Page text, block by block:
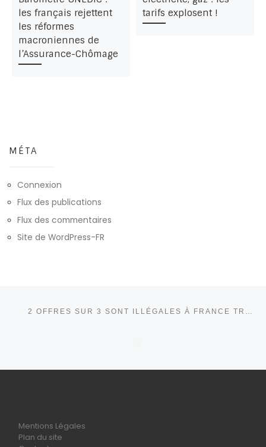
les français rejettent
les réformes
macroniennes de
l’Assurance-Chômage
tarifs explosent !
MÉTA
Connexion
Flux des publications
Flux des commentaires
Site de WordPress-FR
2 OFFRES SUR 3 SONT ILLÉGALES À FRANCE TRAVAIL ! STOP AU MÉPRIS : NOUS VOULONS UNE ÉTUDE INDÉPENDANTE !
Mentions Légales
Plan du site